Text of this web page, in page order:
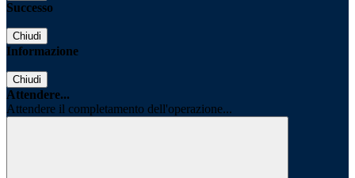
Successo
Chiudi
Informazione
Chiudi
Attendere...
Attendere il completamento dell'operazione...